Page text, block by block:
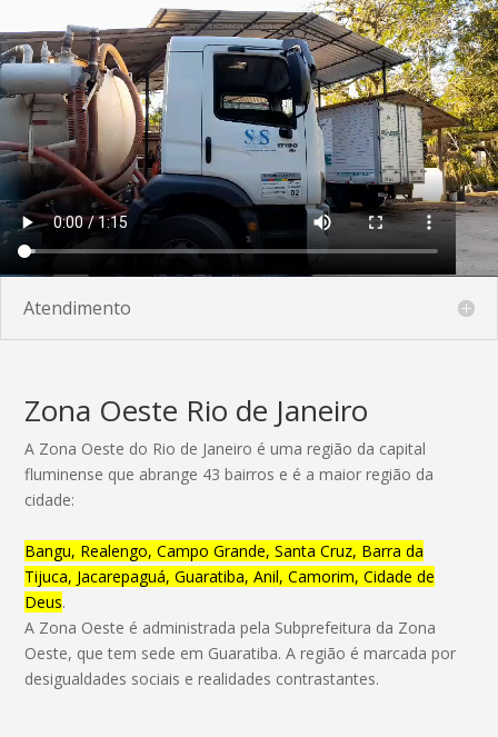
Atendimento
Zona Oeste Rio de Janeiro
A Zona Oeste do Rio de Janeiro é uma região da capital
fluminense que abrange 43 bairros e é a maior região da
cidade:
Bangu, Realengo, Campo Grande, Santa Cruz, Barra da
Tijuca, Jacarepaguá, Guaratiba, Anil, Camorim, Cidade de
Deus.
A Zona Oeste é administrada pela Subprefeitura da Zona
Oeste, que tem sede em Guaratiba.A região é marcada por
desigualdades sociais e realidades contrastantes.